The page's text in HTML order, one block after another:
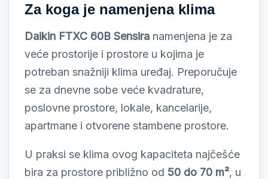
Za koga je namenjena klima
Daikin FTXC 60B Sensira namenjena je za
veće prostorije i prostore u kojima je
potreban snažniji klima uređaj. Preporučuje
se za dnevne sobe veće kvadrature,
poslovne prostore, lokale, kancelarije,
apartmane i otvorene stambene prostore.
U praksi se klima ovog kapaciteta najčešće
bira za prostore približno od 50 do 70 m², u